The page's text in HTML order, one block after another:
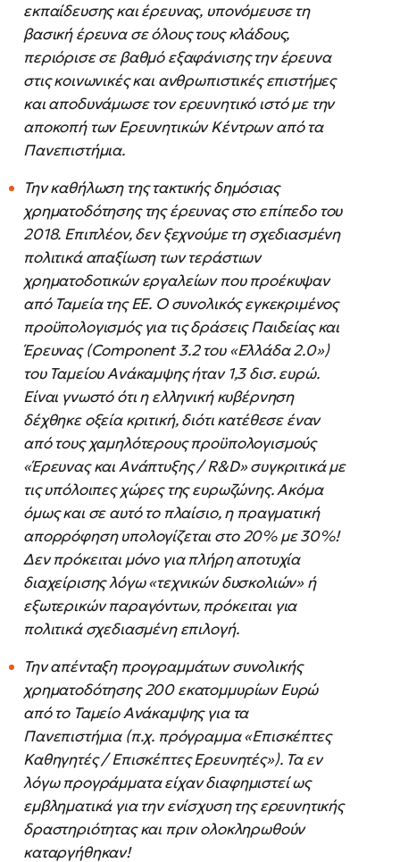
εκπαίδευσης και έρευνας, υπονόμευσε τη
βασική έρευνα σε όλους τους κλάδους,
περιόρισε σε βαθμό εξαφάνισης την έρευνα
στις κοινωνικές και ανθρωπιστικές επιστήμες
και αποδυνάμωσε τον ερευνητικό ιστό με την
αποκοπή των Ερευνητικών Κέντρων από τα
Πανεπιστήμια.
Την καθήλωση της τακτικής δημόσιας
χρηματοδότησης της έρευνας στο επίπεδο του
2018. Επιπλέον, δεν ξεχνούμε τη σχεδιασμένη
πολιτικά απαξίωση των τεράστιων
χρηματοδοτικών εργαλείων που προέκυψαν
από Ταμεία της ΕΕ. Ο συνολικός εγκεκριμένος
προϋπολογισμός για τις δράσεις Παιδείας και
Έρευνας (Component 3.2 του «Ελλάδα 2.0»)
του Ταμείου Ανάκαμψης ήταν 1,3 δισ. ευρώ.
Είναι γνωστό ότι η ελληνική κυβέρνηση
δέχθηκε οξεία κριτική, διότι κατέθεσε έναν
από τους χαμηλότερους προϋπολογισμούς
«Έρευνας και Ανάπτυξης / R&D» συγκριτικά με
τις υπόλοιπες χώρες της ευρωζώνης. Ακόμα
όμως και σε αυτό το πλαίσιο, η πραγματική
απορρόφηση υπολογίζεται στο 20% με 30%!
Δεν πρόκειται μόνο για πλήρη αποτυχία
διαχείρισης λόγω «τεχνικών δυσκολιών» ή
εξωτερικών παραγόντων, πρόκειται για
πολιτικά σχεδιασμένη επιλογή.
Την απένταξη προγραμμάτων συνολικής
χρηματοδότησης 200 εκατομμυρίων Ευρώ
από το Ταμείο Ανάκαμψης για τα
Πανεπιστήμια (π.χ. πρόγραμμα «Επισκέπτες
Καθηγητές / Επισκέπτες Ερευνητές»). Τα εν
λόγω προγράμματα είχαν διαφημιστεί ως
εμβληματικά για την ενίσχυση της ερευνητικής
δραστηριότητας και πριν ολοκληρωθούν
καταργήθηκαν!